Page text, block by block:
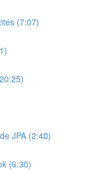
(7:07)
JPA (2:40)
(6:30)